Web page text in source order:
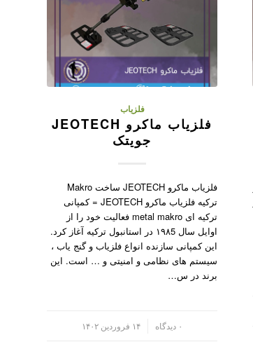
فلزیاب
فلزیاب ماکرو JEOTECH
جویتک
فلزیاب ماکرو JEOTECH ساخت Makro
ترکیه فلزیاب ماکرو JEOTECH = کمپانی
ترکیه ای metal makro فعالیت خود را از
اوایل سال ۱۹۸5 در استانبول ترکیه آغاز کرد.
این کمپانی سازنده انواع فلزیاب و گنج یاب ،
سیستم های نظامی و امنیتی و … است. این
برند در س…
۰ دیدگاه ۱۴ فروردین ۱۴۰۲